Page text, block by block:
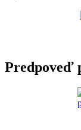
Predpoveď